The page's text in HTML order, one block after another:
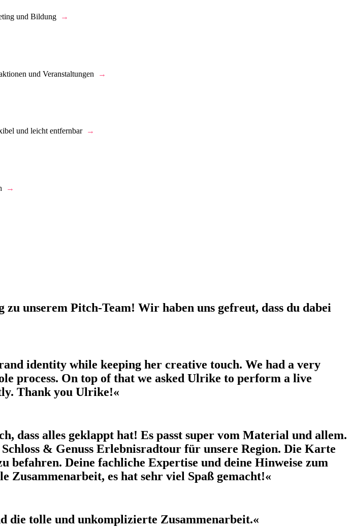
und Bildung →
und Veranstaltungen →
und leicht entfernbar →
→
unserem Pitch-Team! Wir haben uns gefreut, dass du dabei
identity while keeping her creative touch. We had a very
process. On top of that we asked Ulrike to perform a live
Thank you Ulrike!«
dass alles geklappt hat! Es passt super vom Material und allem.
& Genuss Erlebnisradtour für unsere Region. Die Karte
Deine fachliche Expertise und deine Hinweise zum
es hat sehr viel Spaß gemacht!«
die tolle und unkomplizierte Zusammenarbeit.«